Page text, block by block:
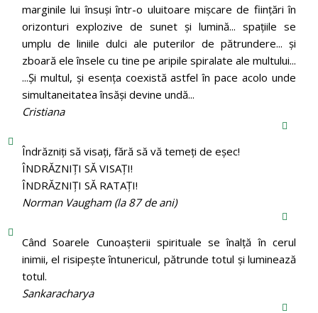
marginile lui însuși într-o uluitoare mișcare de ființări în
orizonturi explozive de sunet și lumină... spațiile se
umplu de liniile dulci ale puterilor de pătrundere... și
zboară ele însele cu tine pe aripile spiralate ale multului...
...Și multul, și esența coexistă astfel în pace acolo unde
simultaneitatea însăși devine undă...
Cristiana
Îndrăzniţi să visaţi, fără să vă temeţi de eşec!
ÎNDRĂZNIȚI SĂ VISAȚI!
ÎNDRĂZNIȚI SĂ RATAȚI!
Norman Vaugham (la 87 de ani)
Când Soarele Cunoaşterii spirituale se înalţă în cerul
inimii, el risipeşte întunericul, pătrunde totul şi luminează
totul.
Sankaracharya